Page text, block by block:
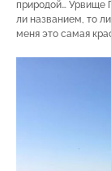
природой… Урвище
ли названием, то
меня это самая